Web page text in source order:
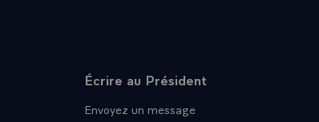
Écrire au Président
Envoyez un message